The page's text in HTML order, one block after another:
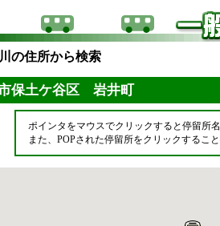
の住所から検索
保土ケ谷区 岩井町
ポインタをマウスでクリックすると停留所
また、POPされた停留所をクリックするこ